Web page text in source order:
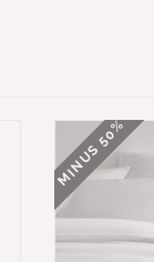
MINUS 50%